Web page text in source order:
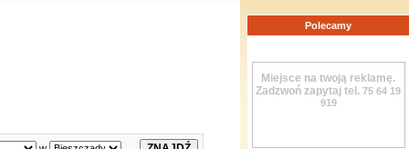
Polecamy
Miejsce na twoją reklamę.
Zadzwoń zapytaj tel. 75 64 19
919